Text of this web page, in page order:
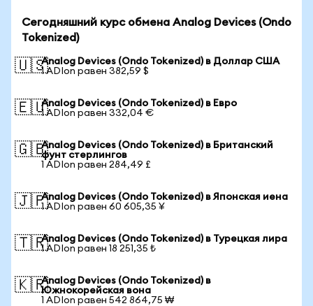
Сегодняшний курс обмена Analog Devices (Ondo
Tokenized)
🇺🇸Analog Devices (Ondo Tokenized) в Доллар США
1 ADIon равен 382,59 $
🇪🇺Analog Devices (Ondo Tokenized) в Евро
1 ADIon равен 332,04 €
🇬🇧Analog Devices (Ondo Tokenized) в Британский
фунт стерлингов
1 ADIon равен 284,49 £
🇯🇵Analog Devices (Ondo Tokenized) в Японская иена
1 ADIon равен 60 605,35 ¥
🇹🇷Analog Devices (Ondo Tokenized) в Турецкая лира
1 ADIon равен 18 251,35 ₺
🇰🇷Analog Devices (Ondo Tokenized) в
Южнокорейская вона
1 ADIon равен 542 864,75 ₩